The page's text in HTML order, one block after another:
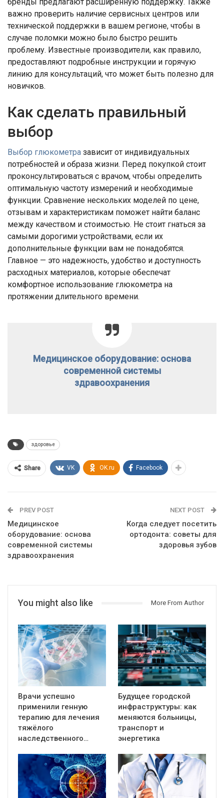
важно проверить наличие сервисных центров или
технической поддержки в вашем регионе, чтобы в
случае поломки можно было быстро решить
проблему. Известные производители, как правило,
предоставляют подробные инструкции и горячую
линию для консультаций, что может быть полезно для
новичков.
Как сделать правильный
выбор
Выбор глюкометра зависит от индивидуальных
потребностей и образа жизни. Перед покупкой стоит
проконсультироваться с врачом, чтобы определить
оптимальную частоту измерений и необходимые
функции. Сравнение нескольких моделей по цене,
отзывам и характеристикам поможет найти баланс
между качеством и стоимостью. Не стоит гнаться за
самыми дорогими устройствами, если их
дополнительные функции вам не понадобятся.
Главное — это надежность, удобство и доступность
расходных материалов, которые обеспечат
комфортное использование глюкометра на
протяжении длительного времени.
Медицинское оборудование: основа
современной системы
здравоохранения
здоровье
Share VK OK.ru Facebook
PREV POST
Медицинское
оборудование: основа
современной системы
здравоохранения
NEXT POST
Когда следует посетить
ортодонта: советы для
здоровья зубов
You might also like More From Author
Врачи успешно
применили генную
терапию для лечения
тяжёлого
наследственного…
Будущее городской
инфраструктуры: как
меняются больницы,
транспорт и
энергетика